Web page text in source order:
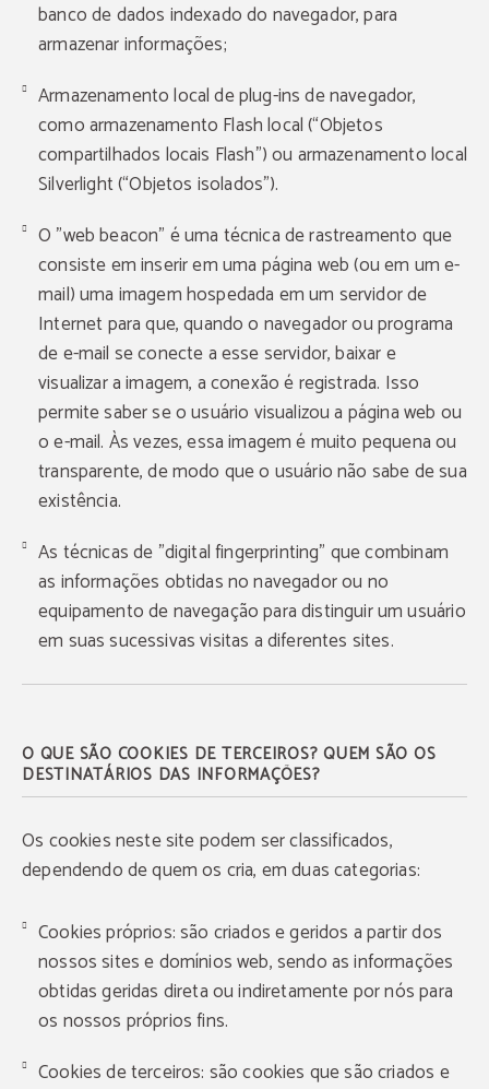
banco de dados indexado do navegador, para
armazenar informações;
Armazenamento local de plug-ins de navegador,
como armazenamento Flash local (“Objetos
compartilhados locais Flash”) ou armazenamento local
Silverlight (“Objetos isolados”).
O "web beacon" é uma técnica de rastreamento que
consiste em inserir em uma página web (ou em um e-
mail) uma imagem hospedada em um servidor de
Internet para que, quando o navegador ou programa
de e-mail se conecte a esse servidor, baixar e
visualizar a imagem, a conexão é registrada. Isso
permite saber se o usuário visualizou a página web ou
o e-mail. Às vezes, essa imagem é muito pequena ou
transparente, de modo que o usuário não sabe de sua
existência.
As técnicas de "digital fingerprinting" que combinam
as informações obtidas no navegador ou no
equipamento de navegação para distinguir um usuário
em suas sucessivas visitas a diferentes sites.
O QUE SÃO COOKIES DE TERCEIROS? QUEM SÃO OS
DESTINATÁRIOS DAS INFORMAÇÕES?
Os cookies neste site podem ser classificados,
dependendo de quem os cria, em duas categorias:
Cookies próprios: são criados e geridos a partir dos
nossos sites e domínios web, sendo as informações
obtidas geridas direta ou indiretamente por nós para
os nossos próprios fins.
Cookies de terceiros: são cookies que são criados e